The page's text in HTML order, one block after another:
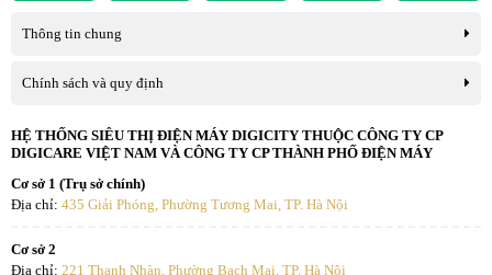
Thông tin chung
Chính sách và quy định
HỆ THỐNG SIÊU THỊ ĐIỆN MÁY DIGICITY THUỘC CÔNG TY CP
DIGICARE VIỆT NAM VÀ CÔNG TY CP THÀNH PHỐ ĐIỆN MÁY
Cơ sở 1 (Trụ sở chính)
Địa chỉ: 435 Giải Phóng, Phường Tương Mai, TP. Hà Nội
Cơ sở 2
Địa chỉ: 221 Thanh Nhàn, Phường Bạch Mai, TP. Hà Nội